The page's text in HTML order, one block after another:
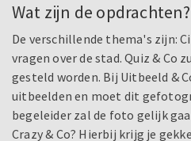
Wat zijn de opdrachten?
De verschillende thema's zijn:
vragen over de stad. Quiz & Co
gesteld worden. Bij Uitbeeld &
uitbeelden en moet dit
begeleider zal de foto gelijk
Crazy & Co? Hierbij krijg je